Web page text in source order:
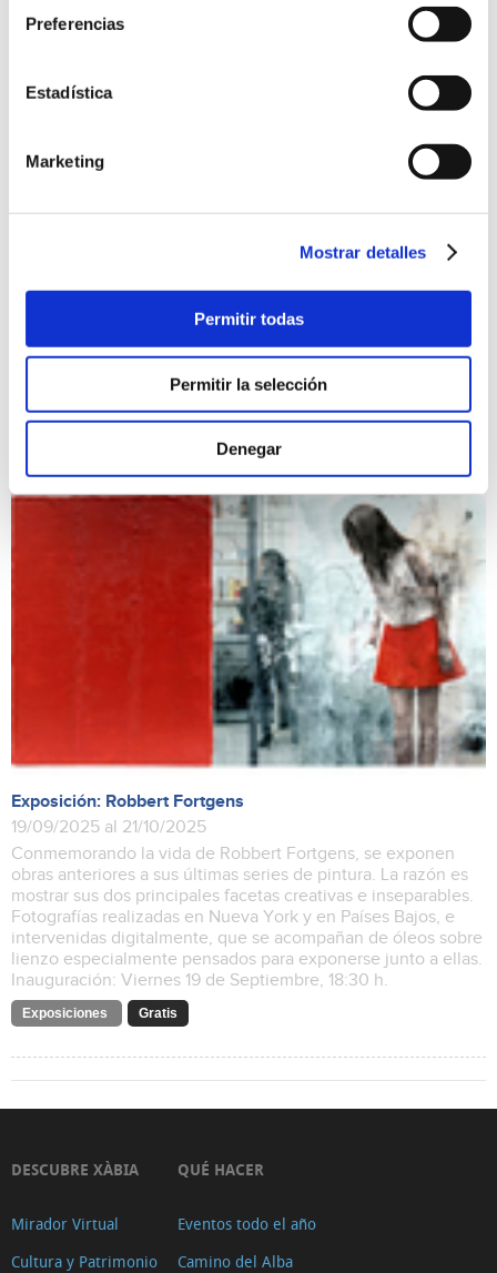
Preferencias
Estadística
Marketing
Mostrar detalles
Permitir todas
Permitir la selección
Denegar
Taller "Les Jotes i Fandangos d’Ibi", impartido por Carlos
Música Gratis
Exposición: Robbert Fortgens
19/09/2025 al 21/10/2025
Conmemorando la vida de Robbert Fortgens, se exponen
obras anteriores a sus últimas series de pintura. La razón es
mostrar sus dos principales facetas creativas e inseparables.
Fotografías realizadas en Nueva York y en Países Bajos, e
intervenidas digitalmente, que se acompañan de óleos sobre
lienzo especialmente pensados para exponerse junto a ellas.
Inauguración: Viernes 19 de Septiembre, 18:30 h.
Exposiciones Gratis
DESCUBRE XÀBIA
Mirador Virtual
Cultura y Patrimonio
QUÉ HACER
Eventos todo el año
Camino del Alba